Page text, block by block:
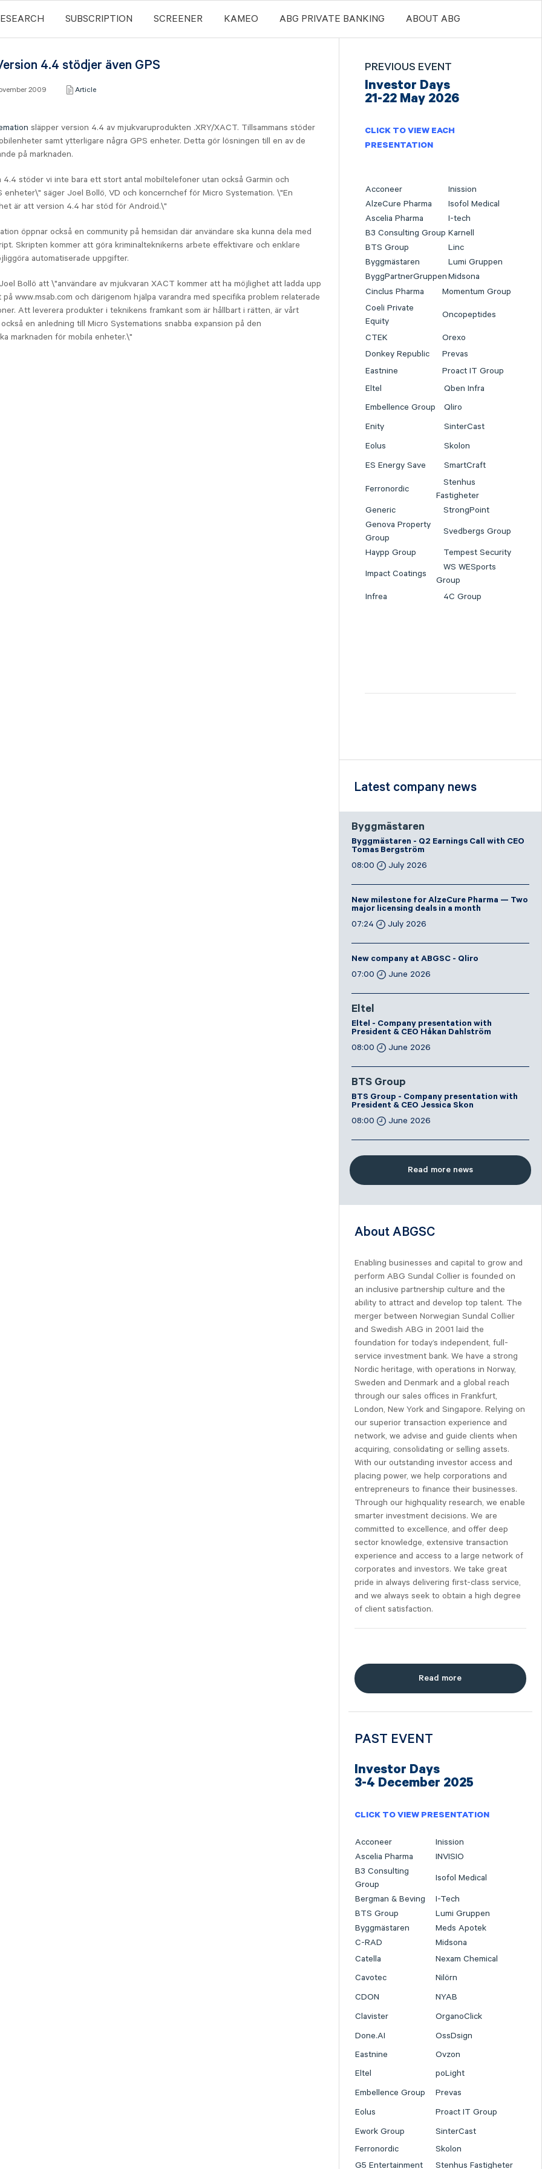
SUBSCRIPTION SCREENER KAMEO ABG PRIVATE BANKING ABOUT ABG
4.4 stödjer även GPS
2009 Article
släpper version 4.4 av mjukvaruprodukten .XRY/XACT. Tillsammans stöder
samt ytterligare några GPS enheter. Detta gör lösningen till en av de
på marknaden.
4.4 stöder vi inte bara ett stort antal mobiltelefoner utan också Garmin och
enheter\" säger Joel Bollö, VD och koncernchef för Micro Systemation. \"En
är att version 4.4 har stöd för Android.\"
öppnar också en community på hemsidan där användare ska kunna dela med
Skripten kommer att göra kriminalteknikerns arbete effektivare och enklare
automatiserade uppgifter.
Bollö att \"användare av mjukvaran XACT kommer att ha möjlighet att ladda upp
www.msab.com och därigenom hjälpa varandra med specifika problem relaterade
Att leverera produkter i teknikens framkant som är hållbart i rätten, är vårt
en anledning till Micro Systemations snabba expansion på den
marknaden för mobila enheter.\"
PREVIOUS EVENT
Investor Days
21-22 May 2026
CLICK TO VIEW EACH
PRESENTATION
Acconeer
Inission
AlzeCure Pharma
Isofol Medical
Ascelia Pharma
I-tech
B3 Consulting Group Karnell
BTS Group
Linc
Byggmästaren
Lumi Gruppen
ByggPartnerGruppenMidsona
Cinclus Pharma
Momentum Group
Coeli Private
Equity
Oncopeptides
CTEK
Orexo
Donkey Republic
Prevas
Eastnine
Proact IT Group
Eltel
Qben Infra
Embellence Group
Qliro
Enity
SinterCast
Eolus
Skolon
ES Energy Save
SmartCraft
Ferronordic
Stenhus
Fastigheter
Generic
StrongPoint
Genova Property
Group
Svedbergs Group
Haypp Group Tempest Security
Impact Coatings
WS WESports
Group
Infrea
4C Group
Latest company news
Byggmästaren
Byggmästaren - Q2 Earnings Call with CEO
Tomas Bergström
08:00
July 2026
New milestone for AlzeCure Pharma — Two
major licensing deals in a month
07:24
July 2026
New company at ABGSC - Qliro
07:00
June 2026
Eltel
Eltel - Company presentation with
President & CEO Håkan Dahlström
08:00
June 2026
BTS Group
BTS Group - Company presentation with
President & CEO Jessica Skon
08:00
June 2026
Read more news
About ABGSC
Enabling businesses and capital to grow and
perform ABG Sundal Collier is founded on
an inclusive partnership culture and the
ability to attract and develop top talent. The
merger between Norwegian Sundal Collier
and Swedish ABG in 2001 laid the
foundation for today’s independent, full-
service investment bank. We have a strong
Nordic heritage, with operations in Norway,
Sweden and Denmark and a global reach
through our sales offices in Frankfurt,
London, New York and Singapore. Relying on
our superior transaction experience and
network, we advise and guide clients when
acquiring, consolidating or selling assets.
With our outstanding investor access and
placing power, we help corporations and
entrepreneurs to finance their businesses.
Through our highquality research, we enable
smarter investment decisions. We are
committed to excellence, and offer deep
sector knowledge, extensive transaction
experience and access to a large network of
corporates and investors. We take great
pride in always delivering first-class service,
and we always seek to obtain a high degree
of client satisfaction.
Read more
PAST EVENT
Investor Days
3-4 December 2025
CLICK TO VIEW PRESENTATION
Acconeer
Inission
Ascelia Pharma
INVISIO
B3 Consulting
Group
Isofol Medical
Bergman & Beving
I-Tech
BTS Group
Lumi Gruppen
Byggmästaren
Meds Apotek
C-RAD
Midsona
Catella
Nexam Chemical
Cavotec
Nilörn
CDON
NYAB
Clavister
OrganoClick
Done.AI
OssDsign
Eastnine
Ovzon
Eltel
poLight
Embellence Group
Prevas
Eolus
Proact IT Group
Ework Group
SinterCast
Ferronordic
Skolon
G5 Entertainment
Stenhus Fastigheter